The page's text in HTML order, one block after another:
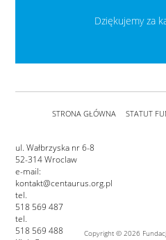
Dziękujemy za
ul. Wałbrzyska nr 6-8
52-314 Wroclaw
e-mail:
kontakt@centaurus.org.pl
tel.
518 569 487
tel.
518 569 488
Copyright © 2026
STRONA GŁÓWNA STATUT